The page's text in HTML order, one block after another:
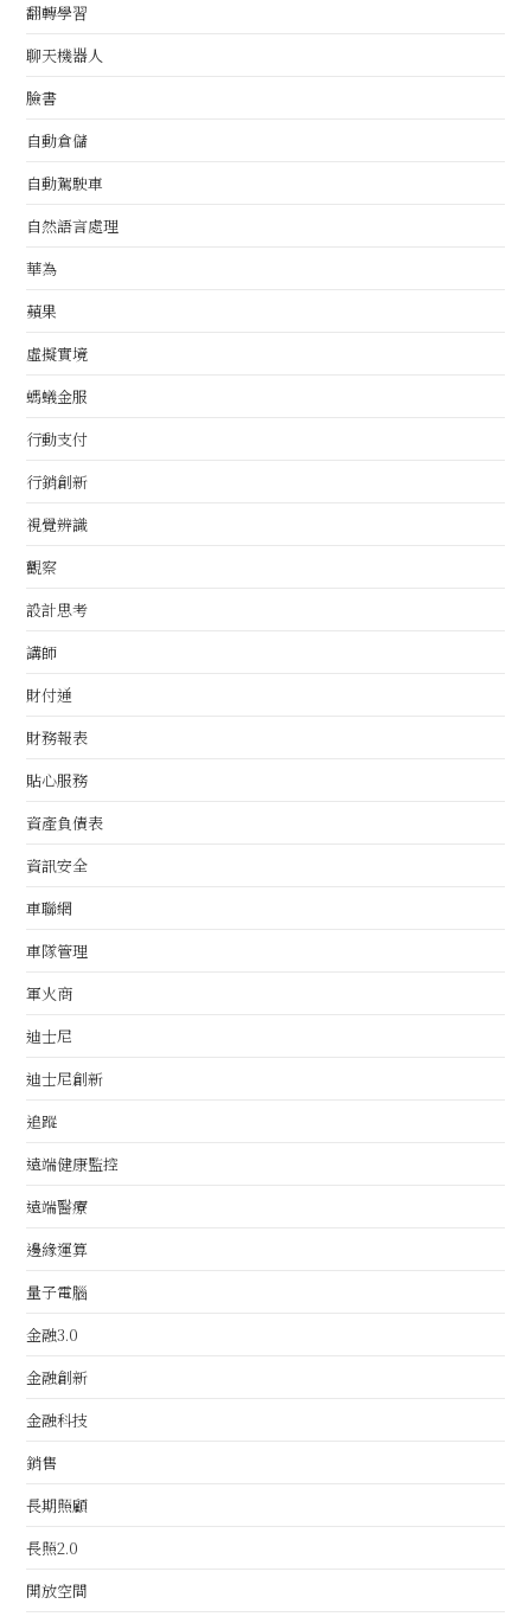
翻轉學習
聊天機器人
臉書
自動倉儲
自動駕駛車
自然語言處理
華為
蘋果
虛擬實境
螞蟻金服
行動支付
行銷創新
視覺辨識
觀察
設計思考
講師
財付通
財務報表
貼心服務
資產負債表
資訊安全
車聯網
車隊管理
軍火商
迪士尼
迪士尼創新
追蹤
遠端健康監控
遠端醫療
邊緣運算
量子電腦
金融3.0
金融創新
金融科技
銷售
長期照顧
長照2.0
開放空間